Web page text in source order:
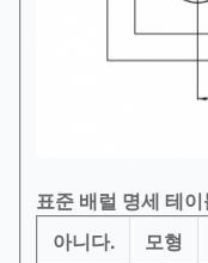
표준 배럴 명세 테
아니다.
모형